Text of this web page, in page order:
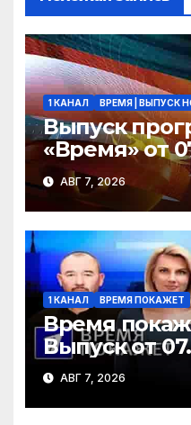
ni
ki
1 КАНАЛ ВРЕМЯ | ВЫПУСК
Выпуск
«Время» от
АВГ 7, 2026
1 КАНАЛ ВРЕМЯ ПОКАЖЕТ
Время
Выпуск от
АВГ 7, 2026